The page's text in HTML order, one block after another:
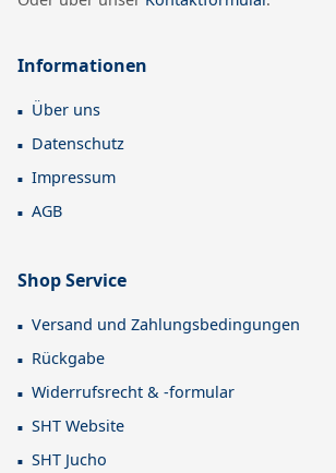
Informationen
Über uns
Datenschutz
Impressum
AGB
Shop Service
Versand und Zahlungsbedingungen
Rückgabe
Widerrufsrecht & -formular
SHT Website
SHT Jucho